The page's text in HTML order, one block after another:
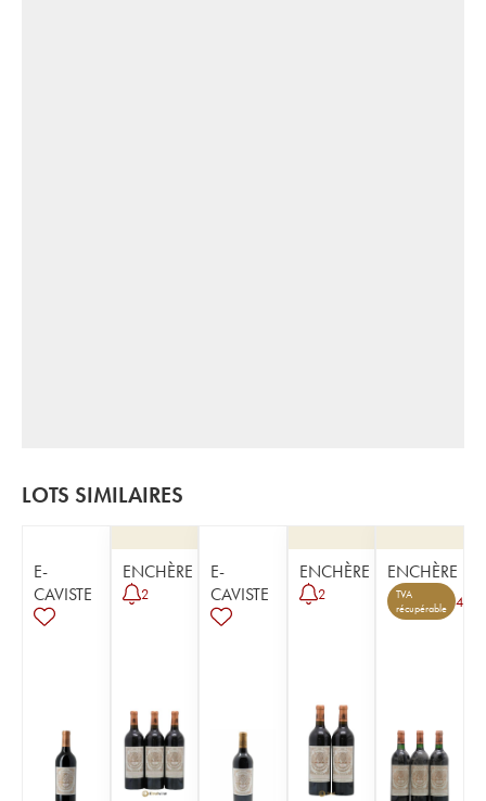
LOTS SIMILAIRES
E-
CAVISTE
ENCHÈRE
2
E-
CAVISTE
ENCHÈRE
2
ENCHÈRE
TVA
récupérable
4